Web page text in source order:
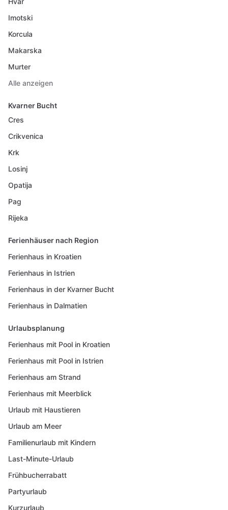
Imotski
Korcula
Makarska
Murter
Alle anzeigen
Kvarner Bucht
Cres
Crikvenica
Krk
Losinj
Opatija
Pag
Rijeka
Ferienhäuser nach Region
Ferienhaus in Kroatien
Ferienhaus in Istrien
Ferienhaus in der Kvarner Bucht
Ferienhaus in Dalmatien
Urlaubsplanung
Ferienhaus mit Pool in Kroatien
Ferienhaus mit Pool in Istrien
Ferienhaus am Strand
Ferienhaus mit Meerblick
Urlaub mit Haustieren
Urlaub am Meer
Familienurlaub mit Kindern
Last-Minute-Urlaub
Frühbucherrabatt
Partyurlaub
Kurzurlaub